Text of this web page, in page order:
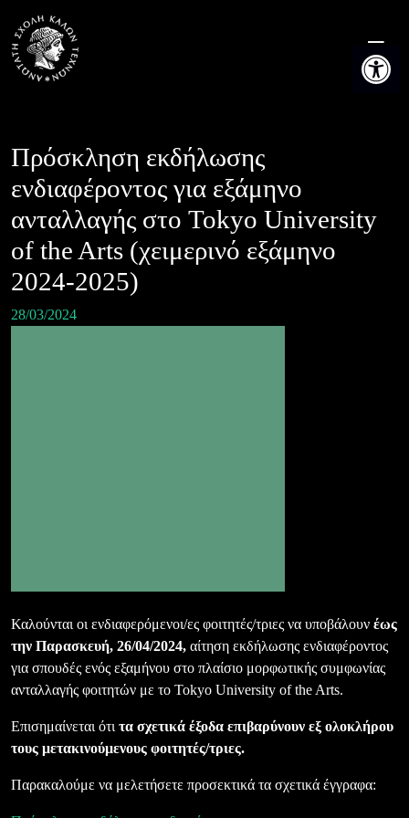
Ανοίξτε
content
Πρόσκληση εκδήλωσης
ενδιαφέροντος για εξάμηνο
ανταλλαγής στο Tokyo University
of the Arts (χειμερινό εξάμηνο
2024-2025)
28/03/2024
Καλούνται οι ενδιαφερόμενοι/ες φοιτητές/τριες να υποβάλουν έως
την Παρασκευή, 26/04/2024, αίτηση εκδήλωσης ενδιαφέροντος
για σπουδές ενός εξαμήνου στο πλαίσιο μορφωτικής συμφωνίας
ανταλλαγής φοιτητών με το Tokyo University of the Arts.
Επισημαίνεται ότι τα σχετικά έξοδα επιβαρύνουν εξ ολοκλήρου
τους μετακινούμενους φοιτητές/τριες.
Παρακαλούμε να μελετήσετε προσεκτικά τα σχετικά έγγραφα: